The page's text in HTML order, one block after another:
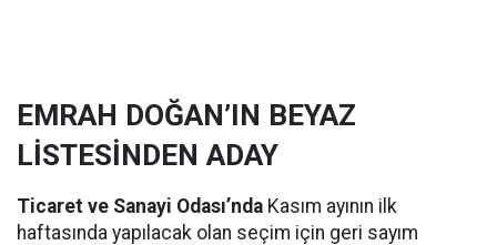
EMRAH DOĞAN’IN BEYAZ
LİSTESİNDEN ADAY
Ticaret ve Sanayi Odası’nda Kasım ayının ilk
haftasında yapılacak olan seçim için geri sayım